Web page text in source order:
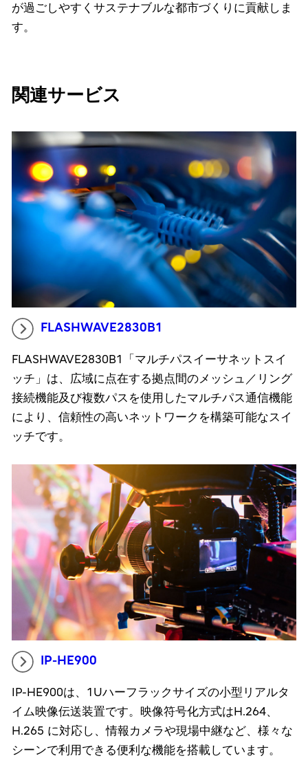
が過ごしやすくサステナブルな都市づくりに貢献しま
す。
関連サービス
FLASHWAVE2830B1
FLASHWAVE2830B1「マルチパスイーサネットスイ
ッチ」は、広域に点在する拠点間のメッシュ／リング
接続機能及び複数パスを使用したマルチパス通信機能
により、信頼性の高いネットワークを構築可能なスイ
ッチです。
IP-HE900
IP-HE900は、1Uハーフラックサイズの小型リアルタ
イム映像伝送装置です。映像符号化方式はH.264、
H.265 に対応し、情報カメラや現場中継など、様々な
シーンで利用できる便利な機能を搭載しています。